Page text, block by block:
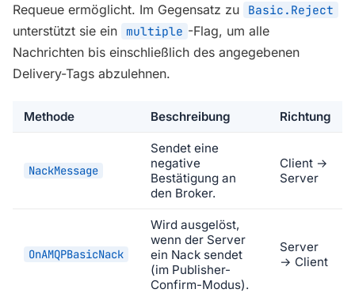
Requeue ermöglicht. Im Gegensatz zu
Basic.Reject
unterstützt sie ein multiple -Flag, um alle
Nachrichten bis einschließlich des angegebenen
Delivery-Tags abzulehnen.
Methode Beschreibung Richtung
NackMessage
Sendet eine
negative
Bestätigung an
den Broker.
Client →
Server
OnAMQPBasicNack
Wird ausgelöst,
wenn der Server
ein Nack sendet
(im Publisher-
Confirm-Modus).
Server
→ Client